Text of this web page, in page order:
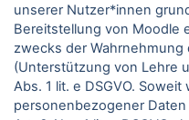
unserer Nutzer*innen
Bereitstellung von Moodle
zwecks der
(Unterstützung von Lehre
Abs. 1 lit. e DSGVO.
personenbezogener